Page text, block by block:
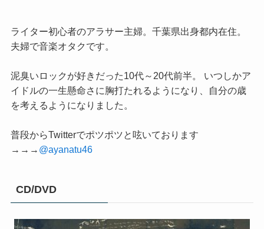
ライター初心者のアラサー主婦。千葉県出身都内在住。
夫婦で音楽オタクです。
泥臭いロックが好きだった10代～20代前半。 いつしかア
イドルの一生懸命さに胸打たれるようになり、自分の歳
を考えるようになりました。
普段からTwitterでポツポツと呟いております
→→→ @ayanatu46
CD/DVD